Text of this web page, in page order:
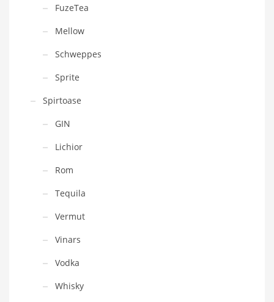
FuzeTea
Mellow
Schweppes
Sprite
Spirtoase
GIN
Lichior
Rom
Tequila
Vermut
Vinars
Vodka
Whisky